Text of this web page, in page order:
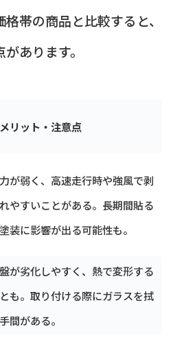
帯の商品と比較すると、
あります。
リット・注意点
が弱く、高速走行時や強風で剥
やすいことがある。長期間貼る
装に影響が出る可能性も。
が劣化しやすく、熱で変形する
も。取り付ける際にガラスを拭
間がある。